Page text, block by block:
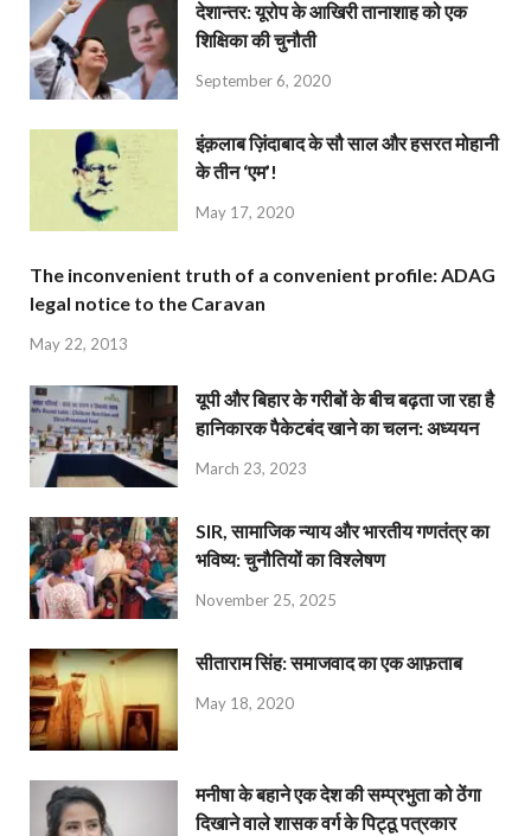
देशान्‍तर: यूरोप के आखिरी तानाशाह को एक
शिक्षिका की चुनौती
September 6, 2020
इंक़लाब ज़िंदाबाद के सौ साल और हसरत मोहानी
के तीन ‘एम’!
May 17, 2020
The inconvenient truth of a convenient profile: ADAG
legal notice to the Caravan
May 22, 2013
यूपी और बिहार के गरीबों के बीच बढ़ता जा रहा है
हानिकारक पैकेटबंद खाने का चलन: अध्ययन
March 23, 2023
SIR, सामाजिक न्याय और भारतीय गणतंत्र का
भविष्य: चुनौतियों का विश्लेषण
November 25, 2025
सीताराम सिंह: समाजवाद का एक आफ़ताब
May 18, 2020
मनीषा के बहाने एक देश की सम्प्रभुता को ठेंगा
दिखाने वाले शासक वर्ग के पिट्ठू पत्रकार